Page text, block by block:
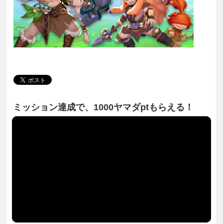
ミッション達成で、1000ヤマダptもらえる！